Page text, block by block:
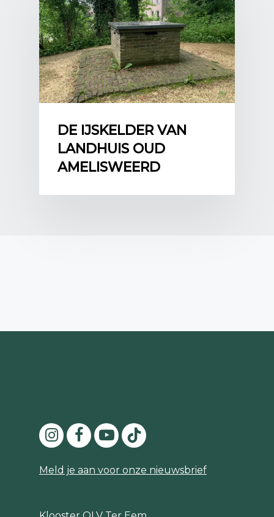
DE IJSKELDER VAN
LANDHUIS OUD
AMELISWEERD
Meld je aan voor onze nieuwsbrief